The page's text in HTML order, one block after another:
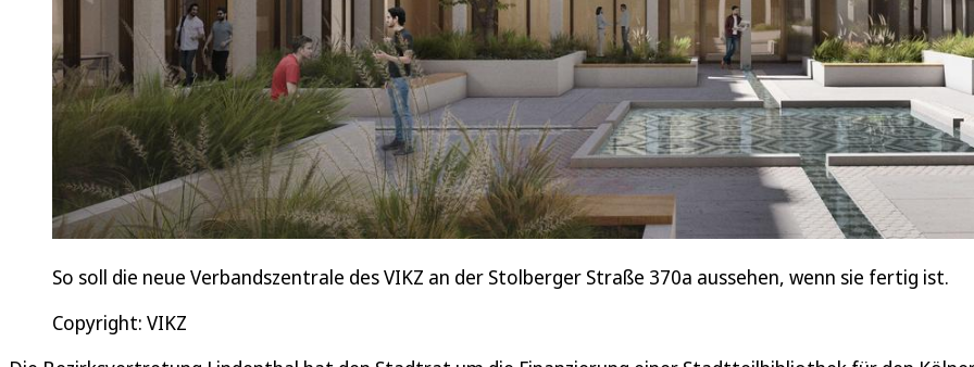
So soll die neue Verbandszentrale des VIKZ an der Stolberger Straße 370a aussehen, wenn sie fertig ist.
Copyright: VIKZ